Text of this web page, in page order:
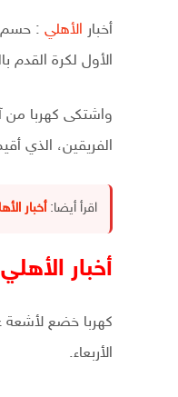
أخبار الأهلي : حسم
الأول لكرة القدم
واشتكى كهربا من
الفريقين، الذي
اقرأ أيضا: أخبار الأهلي : تجهيز 9 لاعبين
أخبار
كهربا خضع لأشعة
الأربعاء.